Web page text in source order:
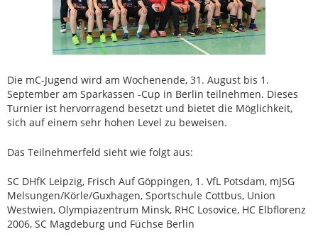
Die mC-Jugend wird am Wochenende, 31. August bis 1.
September am Sparkassen -Cup in Berlin teilnehmen. Dieses
Turnier ist hervorragend besetzt und bietet die Möglichkeit,
sich auf einem sehr hohen Level zu beweisen.
Das Teilnehmerfeld sieht wie folgt aus:
SC DHfK Leipzig, Frisch Auf Göppingen, 1. VfL Potsdam, mJSG
Melsungen/Körle/Guxhagen, Sportschule Cottbus, Union
Westwien, Olympiazentrum Minsk, RHC Losovice, HC Elbflorenz
2006, SC Magdeburg und Füchse Berlin